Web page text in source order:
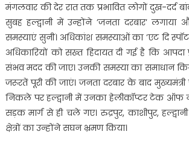
मंगलवार की देर रात तक प्रभावित लोगों दुख-दर्द
सुबह हल्द्वानी में उन्होंने ’जनता दरबार’ लगाया
समस्याएं सुनीं। अधिकांश समस्याओं का ’एट दि
अधिकारियों को सख्त हिदायत दी गई है कि आपदा
संभव मदद की जाए। उनकी समस्या का समाधान
जरूरतें पूरी की जाएं। जनता दरबार के बाद मुख्यमंत्री
निकले पर हल्द्वानी में उनका हेलीकॉप्टर टेक ऑफ
सड़क मार्ग से ही चले गए। रुद्रपुर, काशीपुर,
क्षेत्रों का उन्होंने सघन भ्रमण किया।